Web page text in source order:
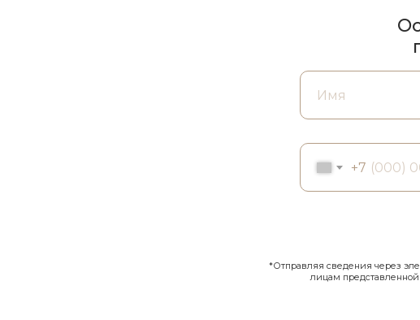
+7
*Отправляя сведения через
лицам